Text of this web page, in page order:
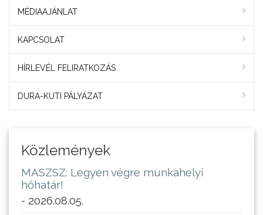
MÉDIAAJÁNLAT
KAPCSOLAT
HÍRLEVÉL FELIRATKOZÁS
DURA-KUTI PÁLYÁZAT
Közlemények
MASZSZ: Legyen végre munkahelyi
hőhatár!
- 2026.08.05.